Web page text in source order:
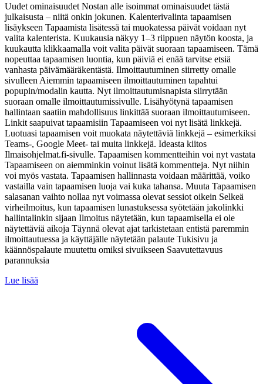
Uudet ominaisuudet Nostan alle isoimmat ominaisuudet tästä
julkaisusta – niitä onkin jokunen. Kalenterivalinta tapaamisen
lisäykseen Tapaamista lisätessä tai muokatessa päivät voidaan nyt
valita kalenterista. Kuukausia näkyy 1–3 riippuen näytön koosta, ja
kuukautta klikkaamalla voit valita päivät suoraan tapaamiseen. Tämä
nopeuttaa tapaamisen luontia, kun päiviä ei enää tarvitse etsiä
vanhasta päivämääräkentästä. Ilmoittautuminen siirretty omalle
sivulleen Aiemmin tapaamiseen ilmoittautuminen tapahtui
popupin/modalin kautta. Nyt ilmoittautumisnapista siirrytään
suoraan omalle ilmoittautumissivulle. Lisähyötynä tapaamisen
hallintaan saatiin mahdollisuus linkittää suoraan ilmoittautumiseen.
Linkit saapuivat tapaamisiin Tapaamiseen voi nyt lisätä linkkejä.
Luotuasi tapaamisen voit muokata näytettäviä linkkejä – esimerkiksi
Teams-, Google Meet- tai muita linkkejä. Ideasta kiitos
Ilmaisohjelmat.fi-sivulle. Tapaamisen kommentteihin voi nyt vastata
Tapaamiseen on aiemminkin voinut lisätä kommentteja. Nyt niihin
voi myös vastata. Tapaamisen hallinnasta voidaan määrittää, voiko
vastailla vain tapaamisen luoja vai kuka tahansa. Muuta Tapaamisen
salasanan vaihto nollaa nyt voimassa olevat sessiot oikein Selkeä
virheilmoitus, kun tapaamisen lunastuksessa syötetään jakolinkki
hallintalinkin sijaan Ilmoitus näytetään, kun tapaamisella ei ole
näytettäviä aikoja Täynnä olevat ajat tarkistetaan entistä paremmin
ilmoittautuessa ja käyttäjälle näytetään palaute Tukisivu ja
käännöspalaute muutettu omiksi sivuikseen Saavutettavuus
parannuksia
Lue lisää